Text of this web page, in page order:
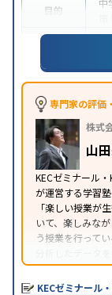
目的
中
※2023年10月調査。
専門家の評価
株式
山
KECゼミナール
が運営する学習
「楽しい授業が
いて、楽しみな
う授業を行って
分析したデータ
『KECCADAS』
KECゼミナール